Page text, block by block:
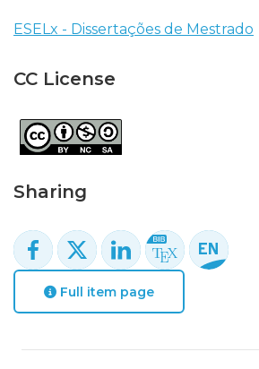
ESELx - Dissertações de Mestrado
CC License
Sharing
Full item page